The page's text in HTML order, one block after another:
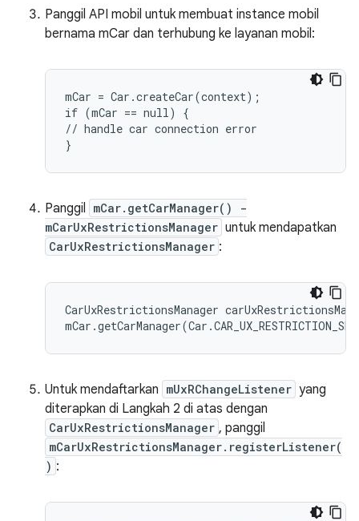
Panggil API mobil untuk membuat instance mobil
bernama mCar dan terhubung ke layanan mobil:
mCar = Car.createCar(context);
if (mCar == null) {
// handle car connection error
}
Panggil mCar.getCarManager() -
mCarUxRestrictionsManager untuk mendapatkan
CarUxRestrictionsManager :
CarUxRestrictionsManager
Untuk mendaftarkan mUxRChangeListener yang
diterapkan di Langkah 2 di atas dengan
CarUxRestrictionsManager , panggil
mCarUxRestrictionsManager.registerListener(
) :